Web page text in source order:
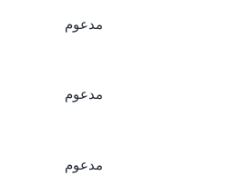
مدعوم
مدعوم
مدعوم